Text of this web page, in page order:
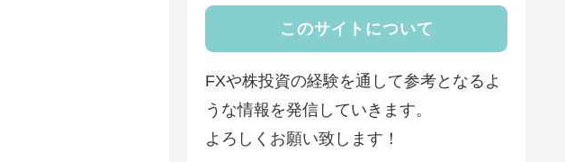
このサイトについて
FXや株投資の経験を通して参考となるよ
うな情報を発信していきます。
よろしくお願い致します！